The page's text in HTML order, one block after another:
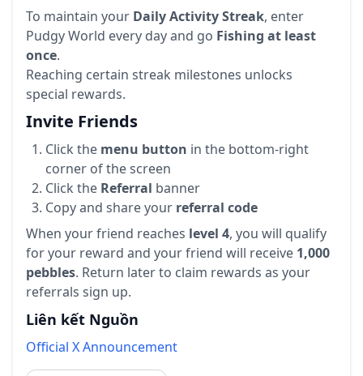
To maintain your Daily Activity Streak, enter
Pudgy World every day and go Fishing at least
once.
Reaching certain streak milestones unlocks
special rewards.
Invite Friends
Click the menu button in the bottom-right
corner of the screen
Click the Referral banner
Copy and share your referral code
When your friend reaches level 4, you will qualify
for your reward and your friend will receive 1,000
pebbles. Return later to claim rewards as your
referrals sign up.
Liên kết Nguồn
Official X Announcement